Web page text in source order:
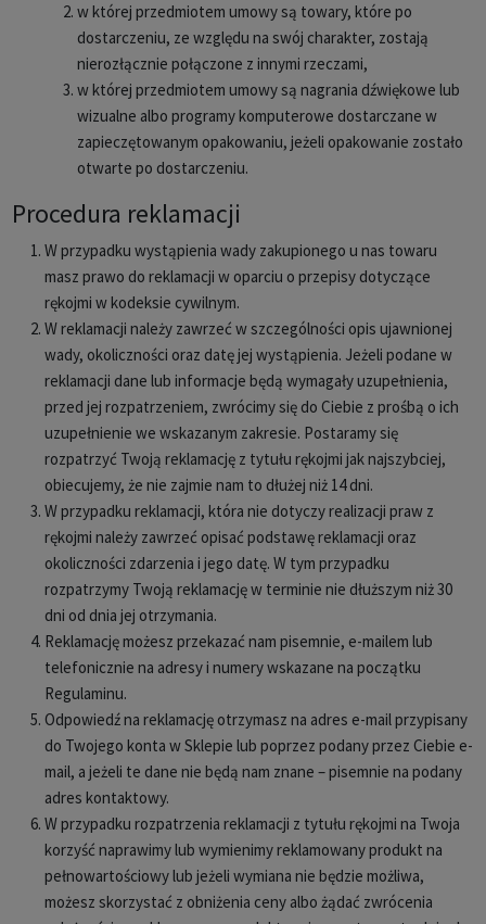
w której przedmiotem umowy są towary, które po
dostarczeniu, ze względu na swój charakter, zostają
nierozłącznie połączone z innymi rzeczami,
w której przedmiotem umowy są nagrania dźwiękowe lub
wizualne albo programy komputerowe dostarczane w
zapieczętowanym opakowaniu, jeżeli opakowanie zostało
otwarte po dostarczeniu.
Procedura reklamacji
W przypadku wystąpienia wady zakupionego u nas towaru
masz prawo do reklamacji w oparciu o przepisy dotyczące
rękojmi w kodeksie cywilnym.
W reklamacji należy zawrzeć w szczególności opis ujawnionej
wady, okoliczności oraz datę jej wystąpienia. Jeżeli podane w
reklamacji dane lub informacje będą wymagały uzupełnienia,
przed jej rozpatrzeniem, zwrócimy się do Ciebie z prośbą o ich
uzupełnienie we wskazanym zakresie. Postaramy się
rozpatrzyć Twoją reklamację z tytułu rękojmi jak najszybciej,
obiecujemy, że nie zajmie nam to dłużej niż 14 dni.
W przypadku reklamacji, która nie dotyczy realizacji praw z
rękojmi należy zawrzeć opisać podstawę reklamacji oraz
okoliczności zdarzenia i jego datę. W tym przypadku
rozpatrzymy Twoją reklamację w terminie nie dłuższym niż 30
dni od dnia jej otrzymania.
Reklamację możesz przekazać nam pisemnie, e-mailem lub
telefonicznie na adresy i numery wskazane na początku
Regulaminu.
Odpowiedź na reklamację otrzymasz na adres e-mail przypisany
do Twojego konta w Sklepie lub poprzez podany przez Ciebie e-
mail, a jeżeli te dane nie będą nam znane – pisemnie na podany
adres kontaktowy.
W przypadku rozpatrzenia reklamacji z tytułu rękojmi na Twoja
korzyść naprawimy lub wymienimy reklamowany produkt na
pełnowartościowy lub jeżeli wymiana nie będzie możliwa,
możesz skorzystać z obniżenia ceny albo żądać zwrócenia